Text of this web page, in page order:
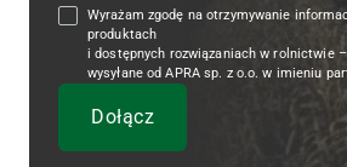
Wyrażam zgodę na otrzymywanie
produktach
i dostępnych rozwiązaniach w rolnictwie
wysyłane od APRA sp. z o.o. w imieniu